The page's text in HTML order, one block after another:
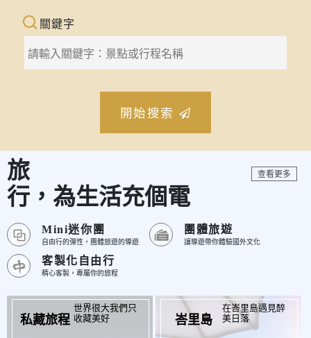
關鍵字
開始搜索
旅
行，為生活充個電
Mini迷你團
自由行的彈性，團體旅遊的導遊
團體旅遊
讓導遊帶你體驗國外文化
客製化自由行
精心客製，專屬你的旅程
查看更多
私藏旅程
世界很大我們只
收藏美好
$ 起
峇里島
在峇里島遇見醉
美日落
$27,900